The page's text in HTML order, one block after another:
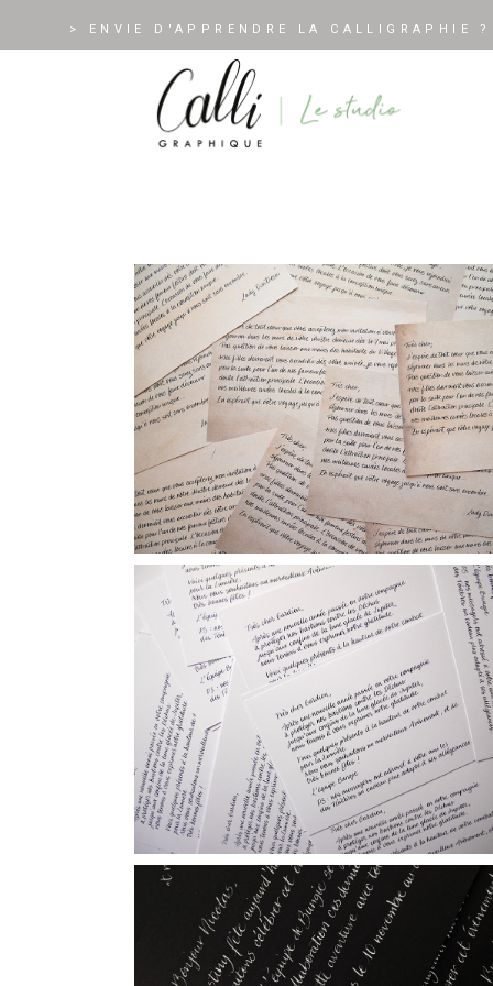
> ENVIE D'APPRENDRE LA CALLIGRAPHIE ?